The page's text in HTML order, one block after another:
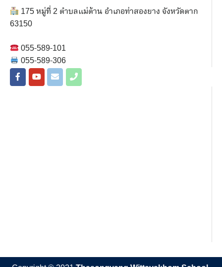
175 หมู่ที่ 2 ตำบลแม่ต้าน อำเภอท่าสองยาง จังหวัดตาก
63150
055-589-101
055-589-306